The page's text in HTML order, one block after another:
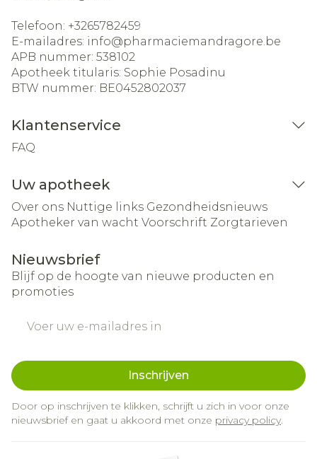
Telefoon: +3265782459
E-mailadres: info@pharmaciemandragore.be
APB nummer: 538102
Apotheek titularis: Sophie Posadinu
BTW nummer: BE0452802037
Klantenservice
FAQ
Uw apotheek
Over ons Nuttige links Gezondheidsnieuws
Apotheker van wacht Voorschrift Zorgtarieven
Nieuwsbrief
Blijf op de hoogte van nieuwe producten en
promoties
Inschrijven
Door op inschrijven te klikken, schrijft u zich in voor onze
nieuwsbrief en gaat u akkoord met onze privacy policy.